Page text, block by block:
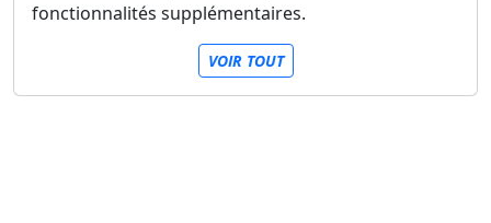
fonctionnalités supplémentaires.
VOIR TOUT